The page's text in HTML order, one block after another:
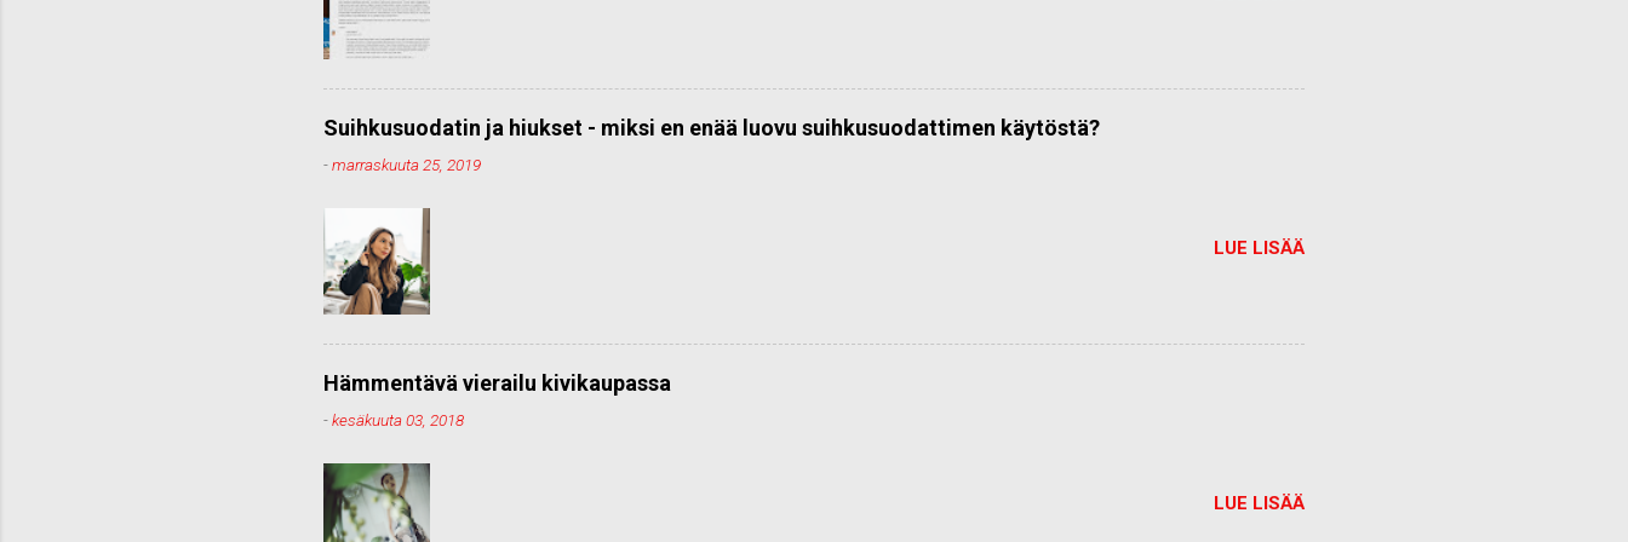
Suihkusuodatin ja hiukset - miksi en enää luovu suihkusuodattimen käytöstä?
-marraskuuta 25, 2019
LUE LISÄÄ
Hämmentävä vierailu kivikaupassa
-kesäkuuta 03, 2018
LUE LISÄÄ